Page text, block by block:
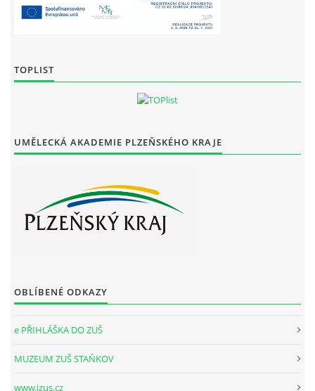
TOPLIST
UMĚLECKÁ AKADEMIE PLZEŇSKÉHO KRAJE
OBLÍBENÉ ODKAZY
e PŘIHLÁŠKA DO ZUŠ
MUZEUM ZUŠ STAŇKOV
www.izus.cz